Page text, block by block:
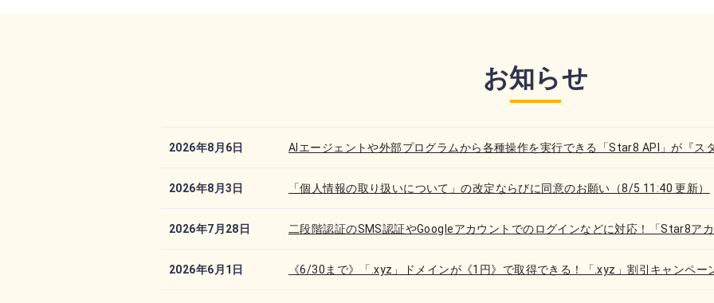
お知らせ
2026年8月6日 AIエージェントや外部プログラムから各種操作を実行できる「Star8 API」が『ス
2026年8月3日 「個人情報の取り扱いについて」の改定ならびに同意のお願い（8/5 11:40 更新）
2026年7月28日 二段階認証のSMS認証やGoogleアカウントでのログインなどに対応！「Star8ア
2026年6月1日 《6/30まで》「.xyz」ドメインが《1円》で取得できる！「.xyz」割引キャンペー